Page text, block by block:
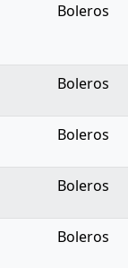
Boleros
Boleros
Boleros
Boleros
Boleros